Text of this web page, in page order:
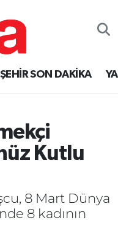
SON DAKİKA
Kutlu
8 Mart Dünya
8 kadının